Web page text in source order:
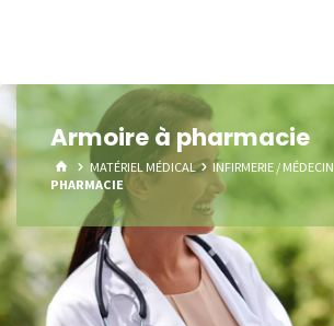
Armoire à pharmacie
HOMEMATÉRIEL MÉDICAL INFIRMERIE / MÉDECIN
PHARMACIE